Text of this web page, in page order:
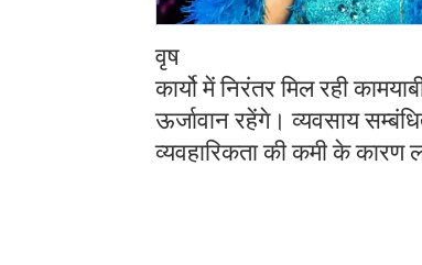
वृष
कार्यो में निरंतर मिल रही
ऊर्जावान रहेंगे। व्यवसाय
व्यवहारिकता की कमी के कारण